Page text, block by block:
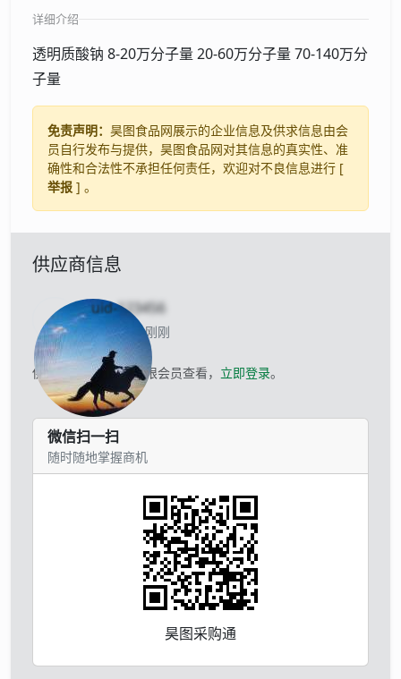
详细介绍
透明质酸钠 8-20万分子量 20-60万分子量 70-140万分
子量
免责声明： 昊图食品网展示的企业信息及供求信息由会
员自行发布与提供，昊图食品网对其信息的真实性、准
确性和合法性不承担任何责任，欢迎对不良信息进行 [
举报 ] 。
供应商信息
uid-123456
当前离线 刚刚
供应商的联系方式仅限会员查看， 立即登录。
微信扫一扫
随时随地掌握商机
昊图采购通